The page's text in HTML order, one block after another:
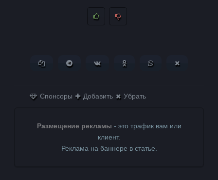
Копировать ссылкуПоделиться в Telegram
Поделиться ВКонтактеПоделиться в
Поделиться в
Спонсоры Добавить Убрать
Размещение рекламы - это трафик вам или
клиент.
Реклама на баннере в статье.